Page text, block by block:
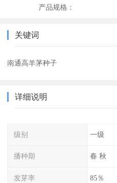
产品规格：
关键词
南通高羊茅种子
详细说明
级别 一级
播种期 春 秋
发芽率 85％